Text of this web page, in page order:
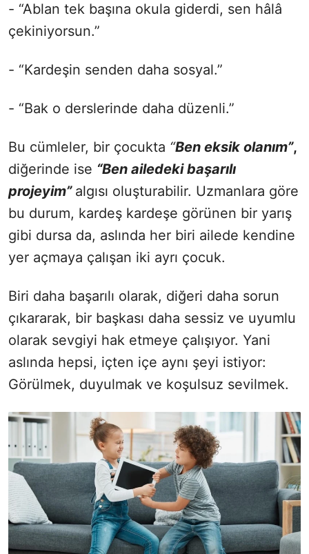
- “Ablan tek başına okula giderdi, sen hâlâ
çekiniyorsun.”
- “Kardeşin senden daha sosyal.”
- “Bak o derslerinde daha düzenli.”
Bu cümleler, bir çocukta “Ben eksik olanım”,
diğerinde ise “Ben ailedeki başarılı
projeyim” algısı oluşturabilir. Uzmanlara göre
bu durum, kardeş kardeşe görünen bir yarış
gibi dursa da, aslında her biri ailede kendine
yer açmaya çalışan iki ayrı çocuk.
Biri daha başarılı olarak, diğeri daha sorun
çıkararak, bir başkası daha sessiz ve uyumlu
olarak sevgiyi hak etmeye çalışıyor. Yani
aslında hepsi, içten içe aynı şeyi istiyor:
Görülmek, duyulmak ve koşulsuz sevilmek.